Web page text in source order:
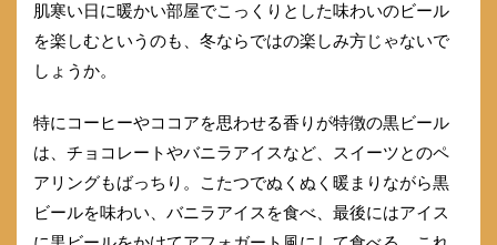
肌寒い日に暖かい部屋でこっくりとした味わいのビール
を楽しむというのも、冬ならではの楽しみ方じゃないで
しょうか。
特にコーヒーやココアを思わせる香りが特徴の黒ビール
は、チョコレートやバニラアイスなど、スイーツとのペ
アリングもばっちり。こたつでぬくぬく暖まりながら黒
ビールを味わい、バニラアイスを食べ、最後にはアイス